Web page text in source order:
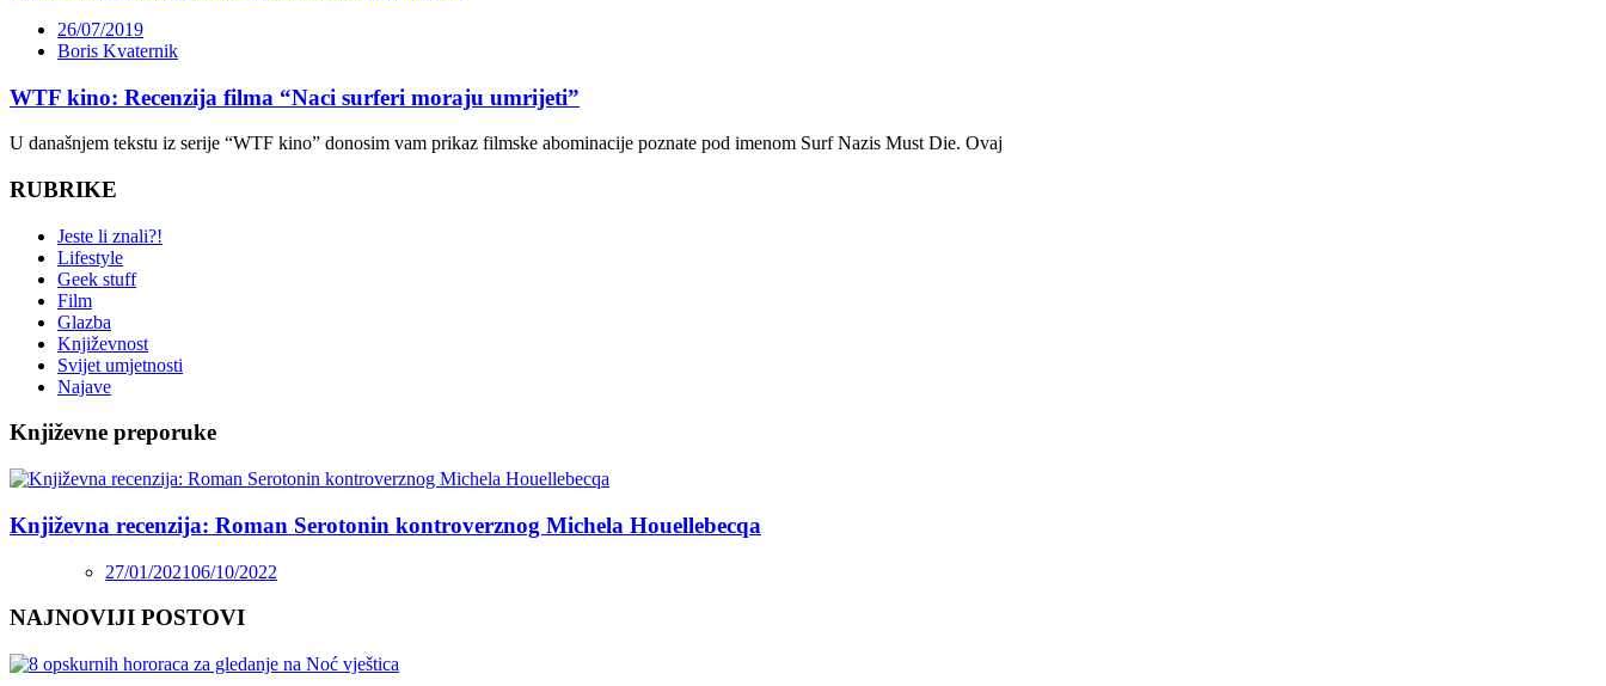
26/07/2019
Boris Kvaternik
WTF kino: Recenzija filma “Naci surferi moraju umrijeti”
U današnjem tekstu iz serije “WTF kino” donosim vam prikaz filmske abominacije poznate pod imenom Surf Nazis Must Die. Ovaj
RUBRIKE
Jeste li znali?!
Lifestyle
Geek stuff
Film
Glazba
Književnost
Svijet umjetnosti
Najave
Književne preporuke
Književna recenzija: Roman Serotonin kontroverznog Michela Houellebecqa
27/01/202106/10/2022
NAJNOVIJI POSTOVI